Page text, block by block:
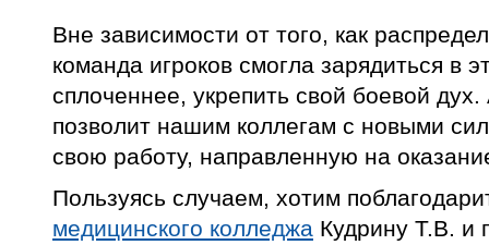
Вне зависимости от того, как
команда игроков смогла зарядиться в
сплоченнее, укрепить свой боевой
позволит нашим коллегам с новыми
свою работу, направленную на
Пользуясь случаем, хотим
медицинского колледжа Кудрину Т.В.